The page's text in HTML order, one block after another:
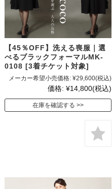
【45％OFF】洗える喪服｜選
べるブラックフォーマルMK-
0108 [3着チケット対象]
メーカー希望小売価格: ¥29,600(税込)
価格: ¥14,800(税込)
在庫を確認する